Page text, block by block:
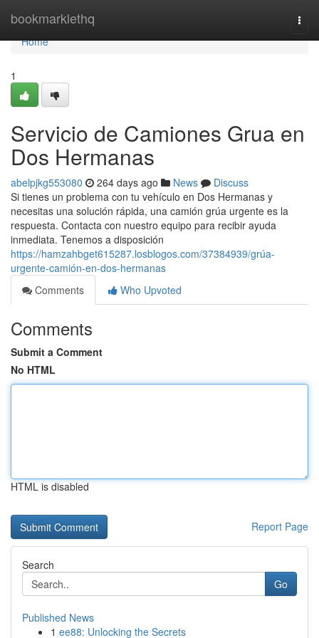
bookmarklethq
Home
Home
1
Servicio de Camiones Grua en
Dos Hermanas
abelpjkg553080 264 days ago News
Discuss
Si tienes un problema con tu vehículo en Dos Hermanas y
necesitas una solución rápida, una camión grúa urgente es la
respuesta. Contacta con nuestro equipo para recibir ayuda
inmediata. Tenemos a disposición
https://hamzahbget615287.losblogos.com/37384939/grúa-
urgente-camión-en-dos-hermanas
Comments
Who Upvoted
Comments
Submit a Comment
No HTML
HTML is disabled
Report Page
Search
Go
Published News
1 ee88: Unlocking the Secrets